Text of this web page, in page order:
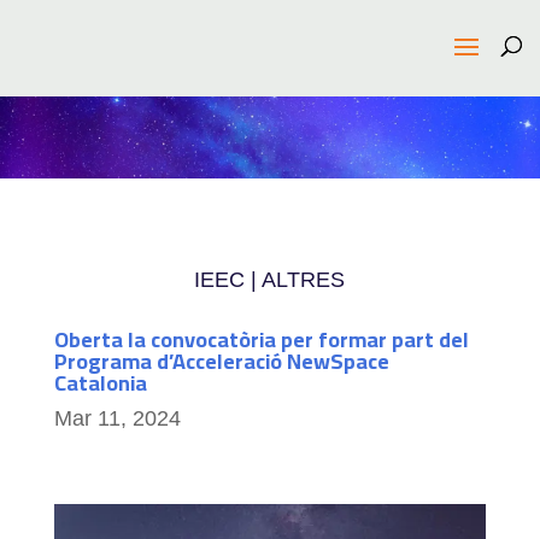
IEEC | ALTRES
Oberta la convocatòria per formar part del
Programa d’Acceleració NewSpace
Catalonia
Mar 11, 2024